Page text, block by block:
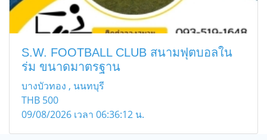
S.W. FOOTBALL CLUB สนามฟุตบอลใน
ร่ม ขนาดมาตรฐาน
บางบัวทอง , นนทบุรี
THB 500
09/08/2026 เวลา 06:36:12 น.